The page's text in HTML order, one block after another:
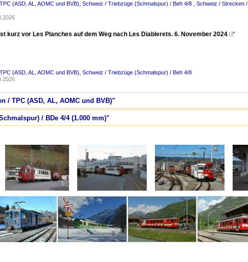
(ASD, AL, AOMC und BVB) Schweiz / Triebzüge (Schmalspur) / Beh 4/8
Schweiz / Strecken
kurz vor Les Planches auf dem Weg nach Les Diablerets. 6. November 2024 
(ASD, AL, AOMC und BVB) Schweiz / Triebzüge (Schmalspur) / Beh 4/8
/ TPC (ASD, AL, AOMC und BVB)"
/ BDe 4/4 (1.000 mm)"